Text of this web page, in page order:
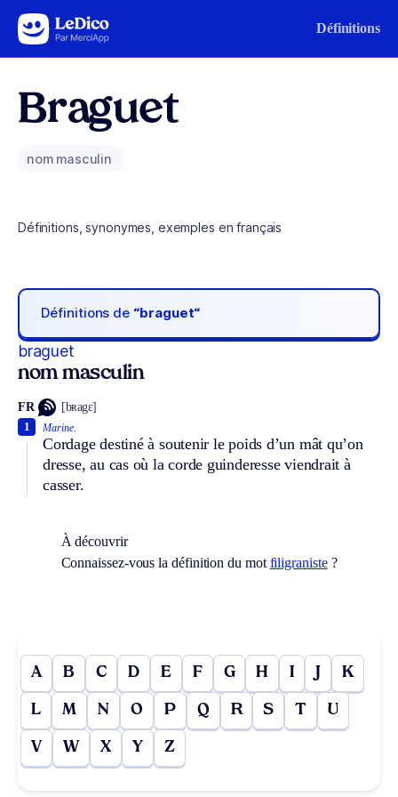
Aller au contenu Définitions
Braguet
nom masculin
Définitions, synonymes, exemples en français
Définitions de “braguet“
braguet
nom masculin
FR [bʀagɛ]
Marine.
Cordage destiné à soutenir le poids d’un mât qu’on
dresse, au cas où la corde guinderesse viendrait à
casser.
1
À découvrir
Connaissez-vous la définition du mot filigraniste?
A B C D E F G H I J K
L M N O P Q R S T U
V W X Y Z